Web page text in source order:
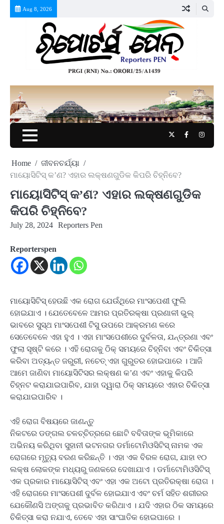
Aug 8, 2026
TwitterFacebook
Home
ଜୀବନଚର୍ଯ୍ୟା
ମାୟୋସିଟିସ୍ କ’ଣ? ଏହାର ଲକ୍ଷଣଗୁଡିକ କିପରି ଚିହ୍ନିବେ?
ମାୟୋସିଟିସ୍ କ’ଣ? ଏହାର ଲକ୍ଷଣଗୁଡିକ
କିପରି ଚିହ୍ନିବେ?
July 28, 2024 Reporters Pen
Reporterspen
ମାୟୋସିଟିସ୍ ହେଉଛି ଏକ ରୋଗ ଯେଉଁଥିରେ ମାଂସପେଶୀ ଫୁଲି
ହୋଇଯାଏ । ଯେତେବେଳେ ଆମର ପ୍ରତିରକ୍ଷା ପ୍ରଣାଳୀ ଭୁଲ୍
ଭାବରେ ସୁସ୍ଥ ମାଂସପେଶୀ ଟିସୁ ଉପରେ ଆକ୍ରମଣ କରେ
ସେତେବେଳେ ଏହା ହୁଏ । ଏହା ମାଂସପେଶୀରେ ଦୁର୍ବଳତା, ଯନ୍ତ୍ରଣା ଏବଂ
ଫୁଲା ସୃଷ୍ଟି କରେ । ଏହି ରୋଗକୁ ଠିକ୍ ସମୟରେ ଚିହ୍ନିବା ଏବଂ ଚିକିତ୍ସା
କରିବା ଅତ୍ୟନ୍ତ ଜରୁରୀ, ନଚେତ୍ ଏହା ଗୁରୁତର ହୋଇପାରେ । ଆଜି
ଆମେ ଜାଣିବା ମାୟୋସିଟିସର ଲକ୍ଷଣ କ’ଣ ଏବଂ ଏହାକୁ କିପରି
ଚିହ୍ନଟ କରାଯାଇପାରିବ, ଯାହା ଦ୍ୱାରା ଠିକ୍ ସମୟରେ ଏହାର ଚିକିତ୍ସା
କରାଯାଇପାରିବ ।
ଏହି ରୋଗ ବିଷୟରେ ଜାଣନ୍ତୁ
ନିକଟରେ ଡଙ୍ଗଲ ଚଳଚ୍ଚିତ୍ରରେ ଛୋଟି ବବିତାଙ୍କ ଭୂମିକାରେ
ଅଭିନୟ କରିଥିବା ସୁହାନୀ ଭଟନଗର ଡର୍ମାଟୋମିଓସିଟିସ୍ ନାମକ ଏକ
ରୋଗରେ ମୃତ୍ୟୁ ବରଣ କରିଛନ୍ତି । ଏହା ଏକ ବିରଳ ରୋଗ, ଯାହା ୧୦
ଲକ୍ଷ ଲୋକଙ୍କ ମଧ୍ୟରୁ ଜଣକରେ ଦେଖାଯାଏ । ଡର୍ମାଟୋମିଓସିଟିସ୍
ଏକ ପ୍ରକାର ମାୟୋସିଟିସ୍ ଏବଂ ଏହା ଏକ ଅଟୋ ପ୍ରତିରକ୍ଷା ରୋଗ ।
ଏହି ରୋଗରେ ମାଂସପେଶୀ ଦୁର୍ବଳ ହୋଇଯାଏ ଏବଂ ଚର୍ମ ସହିତ ଶରୀରର
ଯେକୌଣସି ଅଙ୍ଗକୁ ପ୍ରଭାବିତ କରିଥାଏ । ଯଦି ଏହାର ଠିକ ସମୟରେ
ଚିକିତ୍ସା କରା ନଯାଏ, ତେବେ ଏହା ସାଂଘାତିକ ହୋଇପାରେ ।